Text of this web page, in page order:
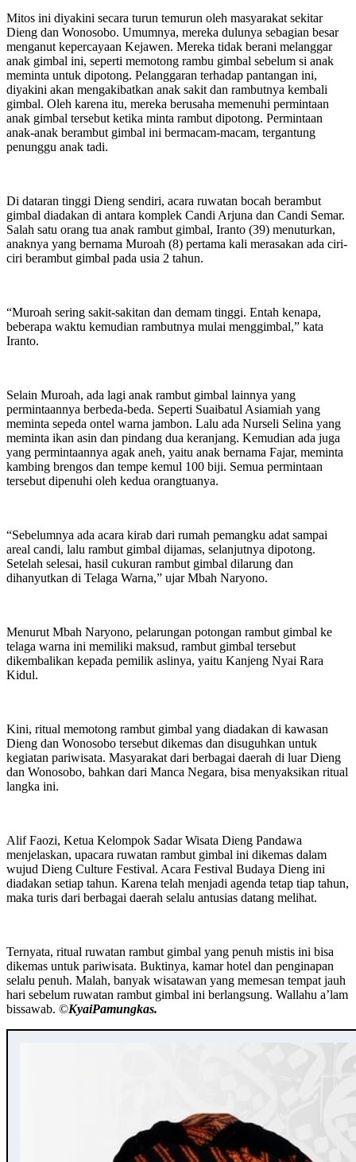
Mitos ini diyakini secara turun temurun oleh masyarakat sekitar
Dieng dan Wonosobo. Umumnya, mereka dulunya sebagian besar
menganut kepercayaan Kejawen. Mereka tidak berani melanggar
anak gimbal ini, seperti memotong rambu gimbal sebelum si anak
meminta untuk dipotong. Pelanggaran terhadap pantangan ini,
diyakini akan mengakibatkan anak sakit dan rambutnya kembali
gimbal. Oleh karena itu, mereka berusaha memenuhi permintaan
anak gimbal tersebut ketika minta rambut dipotong. Permintaan
anak-anak berambut gimbal ini bermacam-macam, tergantung
penunggu anak tadi.
Di dataran tinggi Dieng sendiri, acara ruwatan bocah berambut
gimbal diadakan di antara komplek Candi Arjuna dan Candi Semar.
Salah satu orang tua anak rambut gimbal, Iranto (39) menuturkan,
anaknya yang bernama Muroah (8) pertama kali merasakan ada ciri-
ciri berambut gimbal pada usia 2 tahun.
“Muroah sering sakit-sakitan dan demam tinggi. Entah kenapa,
beberapa waktu kemudian rambutnya mulai menggimbal,” kata
Iranto.
Selain Muroah, ada lagi anak rambut gimbal lainnya yang
permintaannya berbeda-beda. Seperti Suaibatul Asiamiah yang
meminta sepeda ontel warna jambon. Lalu ada Nurseli Selina yang
meminta ikan asin dan pindang dua keranjang. Kemudian ada juga
yang permintaannya agak aneh, yaitu anak bernama Fajar, meminta
kambing brengos dan tempe kemul 100 biji. Semua permintaan
tersebut dipenuhi oleh kedua orangtuanya.
“Sebelumnya ada acara kirab dari rumah pemangku adat sampai
areal candi, lalu rambut gimbal dijamas, selanjutnya dipotong.
Setelah selesai, hasil cukuran rambut gimbal dilarung dan
dihanyutkan di Telaga Warna,” ujar Mbah Naryono.
Menurut Mbah Naryono, pelarungan potongan rambut gimbal ke
telaga warna ini memiliki maksud, rambut gimbal tersebut
dikembalikan kepada pemilik aslinya, yaitu Kanjeng Nyai Rara
Kidul.
Kini, ritual memotong rambut gimbal yang diadakan di kawasan
Dieng dan Wonosobo tersebut dikemas dan disuguhkan untuk
kegiatan pariwisata. Masyarakat dari berbagai daerah di luar Dieng
dan Wonosobo, bahkan dari Manca Negara, bisa menyaksikan ritual
langka ini.
Alif Faozi, Ketua Kelompok Sadar Wisata Dieng Pandawa
menjelaskan, upacara ruwatan rambut gimbal ini dikemas dalam
wujud Dieng Culture Festival. Acara Festival Budaya Dieng ini
diadakan setiap tahun. Karena telah menjadi agenda tetap tiap tahun,
maka turis dari berbagai daerah selalu antusias datang melihat.
Ternyata, ritual ruwatan rambut gimbal yang penuh mistis ini bisa
dikemas untuk pariwisata. Buktinya, kamar hotel dan penginapan
selalu penuh. Malah, banyak wisatawan yang memesan tempat jauh
hari sebelum ruwatan rambut gimbal ini berlangsung. Wallahu a’lam
bissawab. ©️KyaiPamungkas.